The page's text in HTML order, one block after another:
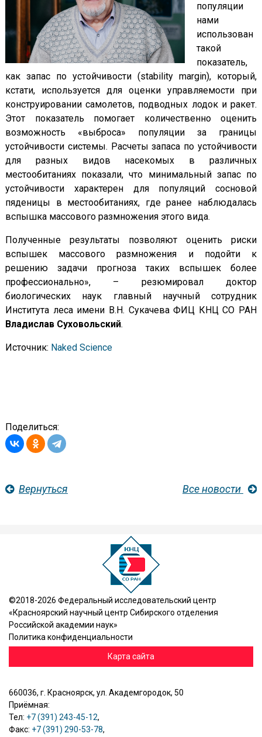
популяции
нами
использован
такой
показатель,
как запас по устойчивости (stability margin), который,
кстати, используется для оценки управляемости при
конструировании самолетов, подводных лодок и ракет.
Этот показатель помогает количественно оценить
возможность «выброса» популяции за границы
устойчивости системы. Расчеты запаса по устойчивости
для разных видов насекомых в различных
местообитаниях показали, что минимальный запас по
устойчивости характерен для популяций сосновой
пяденицы в местообитаниях, где ранее наблюдалась
вспышка массового размножения этого вида.
Полученные результаты позволяют оценить риски
вспышек массового размножения и подойти к
решению задачи прогноза таких вспышек более
профессионально», – резюмировал доктор
биологических наук главный научный сотрудник
Института леса имени В.Н. Сукачева ФИЦ КНЦ СО РАН
Владислав Суховольский.
Источник: Naked Science
Поделиться:
Вернуться Все новости
©2018-2026 Федеральный исследовательский центр
«Красноярский научный центр Сибирского отделения
Российской академии наук»
Политика конфиденциальности
Карта сайта
660036, г. Красноярск, ул. Академгородок, 50
Приёмная:
Тел: +7 (391) 243-45-12,
Факс: +7 (391) 290-53-78,